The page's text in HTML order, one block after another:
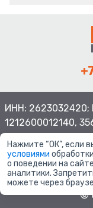
ИНН: 2623032420;
1212600012140,
©
Нажмите “ОК”, если
условиями
о поведении на
аналитики.
можете через